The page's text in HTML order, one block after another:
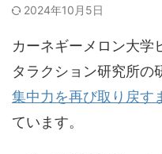
2024年10月5日
カーネギーメロン大学
タラクション研究所の
集中力を再び取り戻す
ています。